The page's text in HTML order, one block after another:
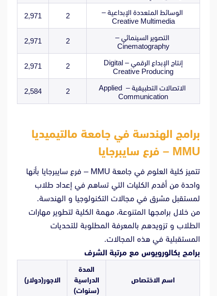
الوسائط المتعددة الإبداعية –
Creative Multimedia
2
2,971
التصوير السينمائي –
Cinematography
2
2,971
إنتاج الإبداع الرقمي – Digital
Creative Producing
2
2,971
الاتصالات التطبيقية – Applied
Communication
2
2,584
MMU – فرع سايبرجايا
تتميز كلية العلوم في جامعة MMU – فرع سايبرجايا بأنها
واحدة من أقدم الكليات التي تساهم في إعداد طلاب
لمستقبل مشرق في مجالات التكنولوجيا و الهندسة.
من خلال برامجها المتنوعة، مهمة الكلية لتطوير مهارات
الطلاب و تزويدهم بالمعرفة المطلوبة للتحديات
المستقبلية في هذه المجالات.
برامج بكالورويوس مع مرتبة الشرف
اسم الاختصاص
المدة
الدراسية
(سنوات)
الاجور(دولار)